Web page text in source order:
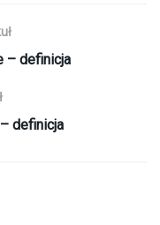
– definicja
definicja